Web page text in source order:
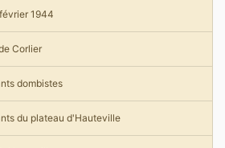
1944
Corlier
dombistes
du plateau d'Hauteville